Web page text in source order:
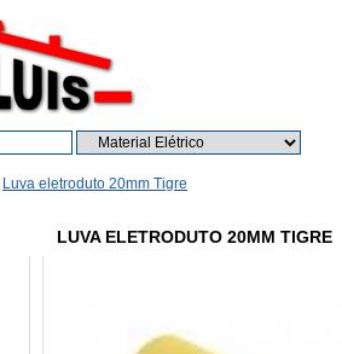
Luva eletroduto 20mm Tigre
LUVA ELETRODUTO 20MM TIGRE